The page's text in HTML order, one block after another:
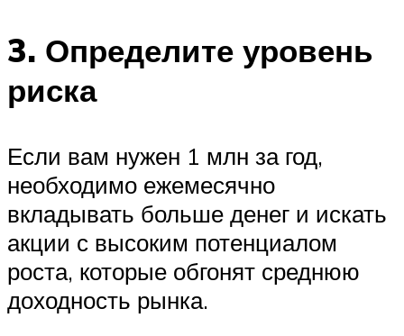
3. Определите уровень
риска
Если вам нужен 1 млн за год,
необходимо ежемесячно
вкладывать больше денег и искать
акции с высоким потенциалом
роста, которые обгонят среднюю
доходность рынка.